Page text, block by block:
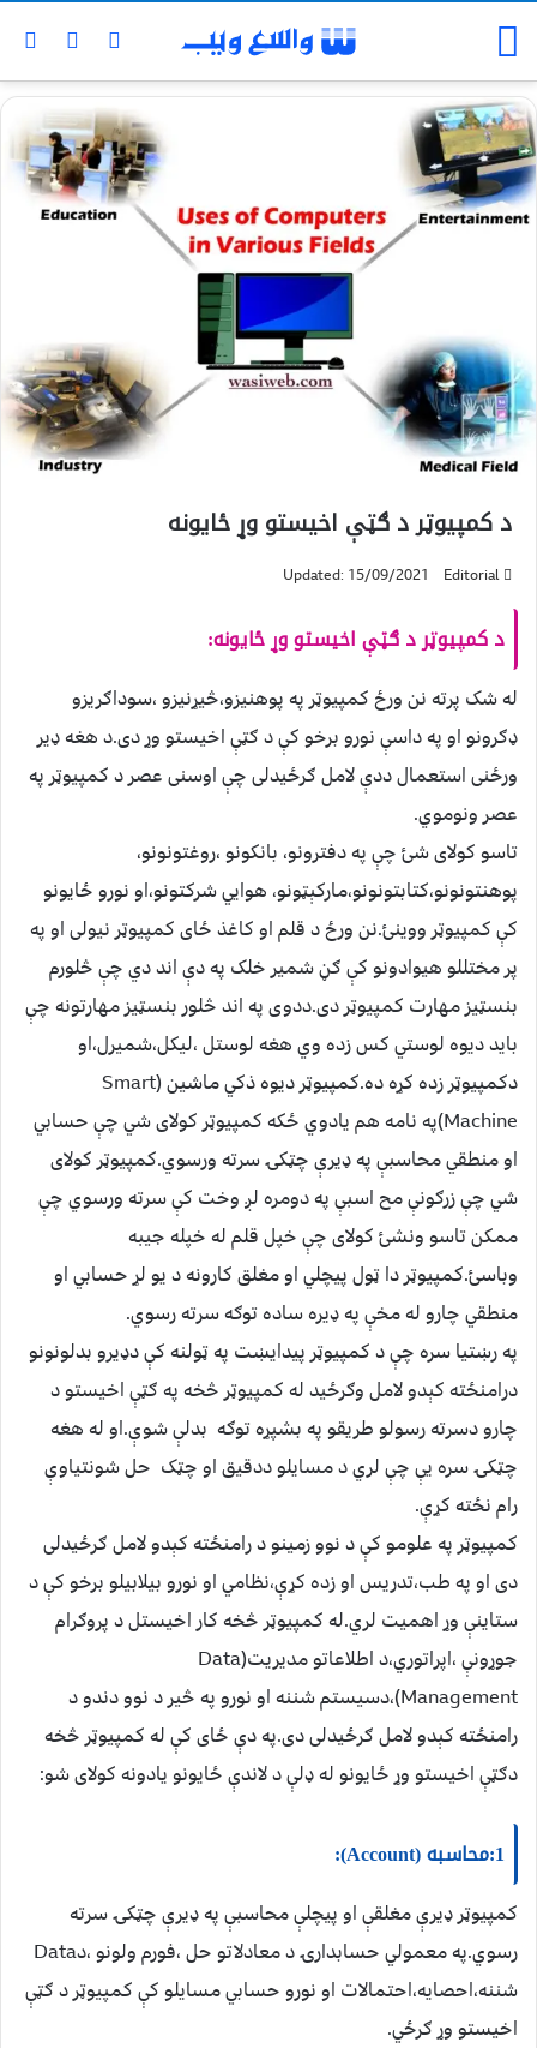
د کمپيوټر د ګټې اخيستو وړ ځايونه
Editorial
Updated: 15/09/2021
د کمپيوټر د ګټې اخيستو وړ ځايونه:
له شک پرته نن ورځ کمپيوټر په پوهنيزو،څيړنيزو ،سوداګريزو
ډګرونو او په داسې نورو برخو کې د ګټې اخيستو وړ دی.د هغه ډير
ورځنی استعمال ددې لامل ګرځيدلی چې اوسنی عصر د کمپيوټر په
عصر ونوموي.
تاسو کولای شئ چې په دفترونو، بانکونو ،روغتونونو،
پوهنتونونو،کتابتونونو،مارکېټونو، هوايي شرکتونو،او نورو ځايونو
کې کمپيوټر ووينئ.نن ورځ د قلم او کاغذ ځای کمپيوټر نيولی او په
پر مختللو هيوادونو کې ګڼ شمير خلک په دې اند دي چې څلورم
بنسټيز مهارت کمپيوټر دی.ددوی په اند څلور بنسټيز مهارتونه چې
بايد ديوه لوستي کس زده وي هغه لوستل ،ليکل،شميرل،او
دکمپيوټر زده کړه ده.کمپيوټر ديوه ذکي ماشين (Smart
Machine)په نامه هم يادوي ځکه کمپيوټر کولای شي چې حسابي
او منطقي محاسبې په ډيرې چټکۍ سرته ورسوي.کمپيوټر کولای
شي چې زرګونې مح اسبې په دومره لږ وخت کې سرته ورسوي چې
ممکن تاسو ونشئ کولای چې خپل قلم له خپله جيبه
وباسئ.کمپيوټر دا ټول پيچلي او مغلق کارونه د يو لړ حسابي او
منطقي چارو له مخې په ډيره ساده توګه سرته رسوي.
په رښتيا سره چې د کمپيوټر پيدايښت په ټولنه کې دډيرو بدلونونو
درامنځته کېدو لامل وګرځيد له کمپيوټر څخه په ګټې اخيستو د
چارو دسرته رسولو طريقو په بشپړه توګه بدلې شوې.او له هغه
چټکۍ سره يې چې لري د مسايلو ددقيق او چټک حل شونتياوې
رام نځته کړې.
کمپيوټر په علومو کې د نوو زمينو د رامنځته کېدو لامل ګرځيدلی
دی او په طب،تدريس او زده کړې،نظامي او نورو بيلابيلو برخو کې د
ستاينې وړ اهميت لري.له کمپيوټر څخه کار اخيستل د پروګرام
جوړونې ،اپراتوري،د اطلاعاتو مديريت(Data
(Management،دسيستم شننه او نورو په څير د نوو دندو د
رامنځته کېدو لامل ګرځيدلی دی.په دې ځای کې له کمپيوټر څخه
دګټې اخيستو وړ ځايونو له ډلې د لاندې ځايونو يادونه کولای شو:
1:محاسبه (Account):
کمپيوټر ډيرې مغلقې او پيچلې محاسبې په ډيرې چټکۍ سرته
رسوي.په معمولي حسابدارۍ د معادلاتو حل ،فورم ولونو ،دData
شننه،احصايه،احتمالات او نورو حسابي مسايلو کې کمپيوټر د ګټې
اخيستو وړ ګرځي.